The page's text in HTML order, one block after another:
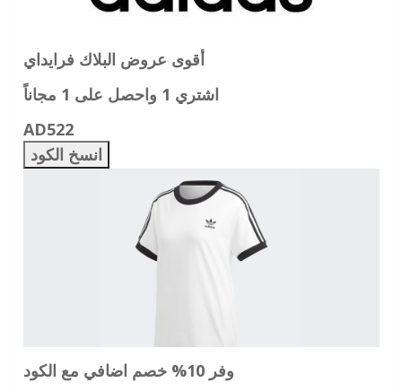
أقوى عروض البلاك فرايداي
اشتري 1 واحصل على 1 مجاناً
AD522
انسخ الكود
وفر 10% خصم اضافي مع الكود